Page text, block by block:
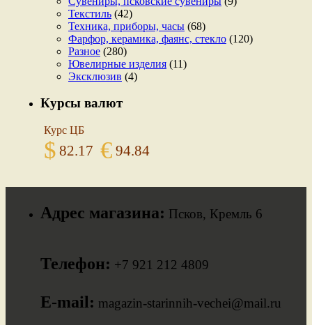
Текстиль (42)
Техника, приборы, часы (68)
Фарфор, керамика, фаянс, стекло (120)
Разное (280)
Ювелирные изделия (11)
Эксклюзив (4)
Курсы валют
Курс ЦБ
$ 82.17 € 94.84
Адрес магазина: Псков, Кремль 6
Телефон: +7 921 212 4809
E-mail: magazin-starinnih-vechei@mail.ru